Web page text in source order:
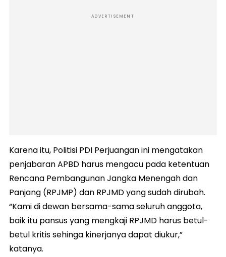
ADVERTISEMENT
Karena itu, Politisi PDI Perjuangan ini mengatakan
penjabaran APBD harus mengacu pada ketentuan
Rencana Pembangunan Jangka Menengah dan
Panjang (RPJMP) dan RPJMD yang sudah dirubah.
“Kami di dewan bersama-sama seluruh anggota,
baik itu pansus yang mengkaji RPJMD harus betul-
betul kritis sehinga kinerjanya dapat diukur,”
katanya.